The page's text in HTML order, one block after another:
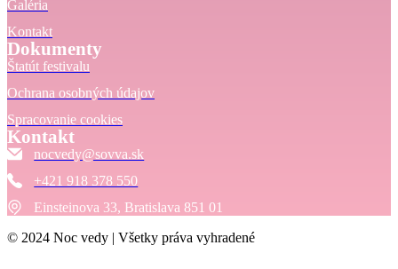
Galéria
Kontakt
Dokumenty
Štatút festivalu
Ochrana osobných údajov
Spracovanie cookies
Kontakt
nocvedy@sovva.sk
+421 918 378 550
Einsteinova 33, Bratislava 851 01
© 2024 Noc vedy | Všetky práva vyhradené